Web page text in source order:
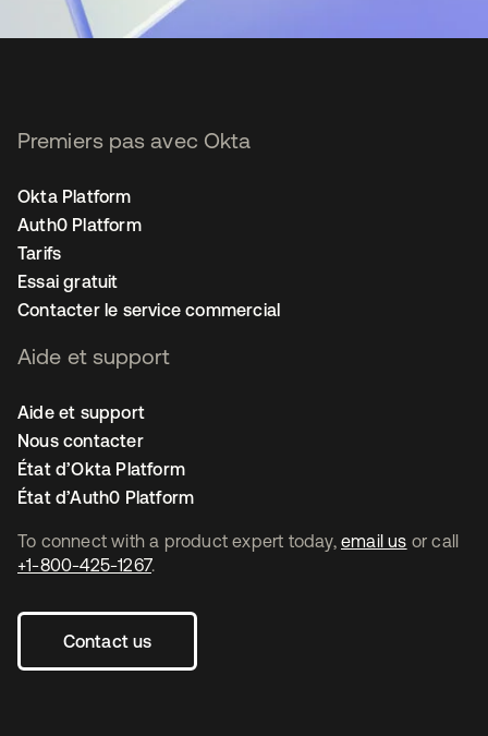
To connect with a product expert today, email us or call
+1-800-425-1267.
Contact us
Premiers pas avec Okta
Okta Platform
Auth0 Platform
Tarifs
Essai gratuit
Contacter le service commercial
Aide et support
Aide et support
Nous contacter
État d’Okta Platform
État d’Auth0 Platform